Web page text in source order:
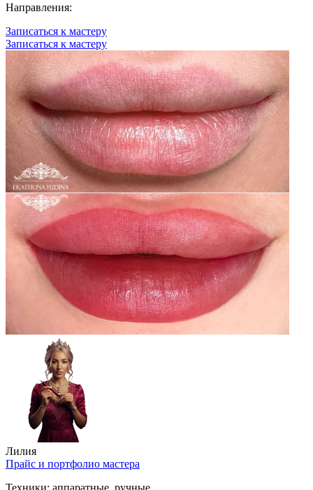
Направления:
Записаться к мастеру
Записаться к мастеру
Лилия
Прайс и портфолио мастера
Техники: аппаратные, ручные